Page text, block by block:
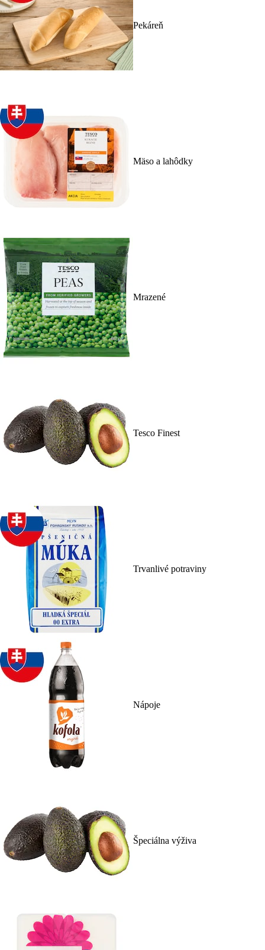
Pekáreň
Mäso a lahôdky
Mrazené
Tesco Finest
Trvanlivé potraviny
Nápoje
Špeciálna výživa